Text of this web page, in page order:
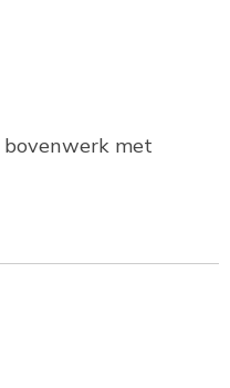
bovenwerk met